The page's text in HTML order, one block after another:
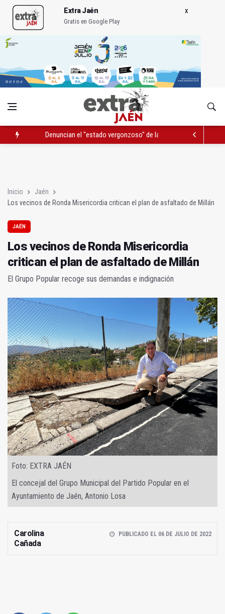
Extra Jaén
Gratis en Google Play
Denuncian el "estado vergonzoso" de la JV-3266 en Hinojares
Inicio
Jaén
Los vecinos de Ronda Misericordia critican el plan de asfaltado de Millán
JAÉN
Los vecinos de Ronda Misericordia
critican el plan de asfaltado de Millán
El Grupo Popular recoge sus demandas e indignación
Foto: EXTRA JAÉN
El concejal del Grupo Municipal del Partido Popular en el
Ayuntamiento de Jaén, Antonio Losa
Carolina
Cañada
PUBLICADO EL 06 DE JULIO DE 2022